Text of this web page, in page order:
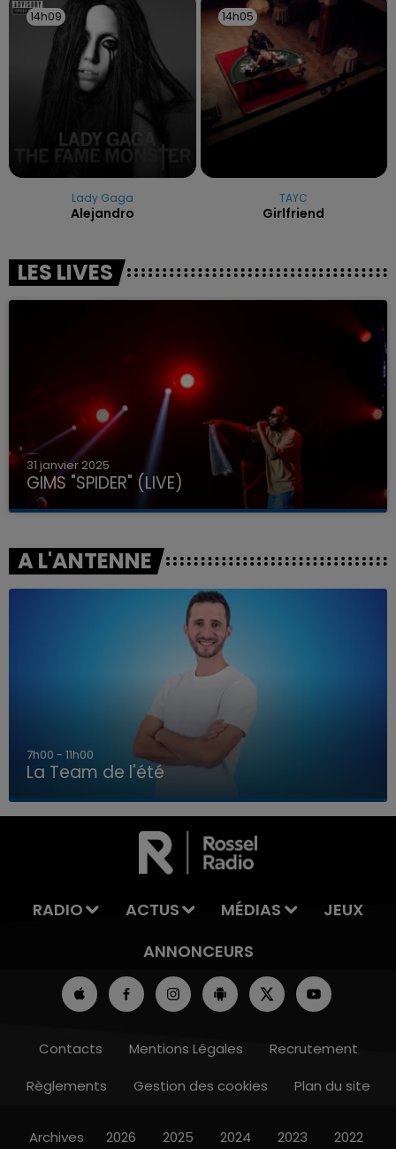
LA TEAM DE L'ÉTÉ
14h09
14h09
Lady Gaga
Alejandro
14h05
14h05
TAYC
Girlfriend
LES LIVES
31 janvier 2025
GIMS "SPIDER" (LIVE)
A L'ANTENNE
7h00 - 11h00
La Team de l'été
RADIO ACTUS MÉDIAS
JEUX
ANNONCEURS
Contacts Mentions Légales
Recrutement
Règlements
Gestion des cookies Plan du site
Archives 2026 2025 2024 2023 2022